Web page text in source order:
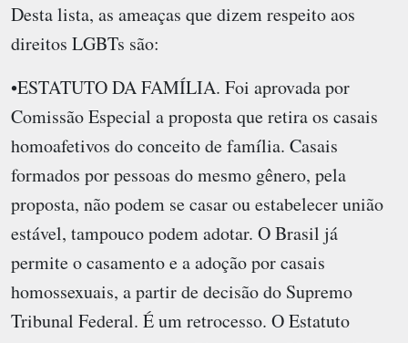
Desta lista, as ameaças que dizem respeito aos
direitos LGBTs são:
•ESTATUTO DA FAMÍLIA. Foi aprovada por
Comissão Especial a proposta que retira os casais
homoafetivos do conceito de família. Casais
formados por pessoas do mesmo gênero, pela
proposta, não podem se casar ou estabelecer união
estável, tampouco podem adotar. O Brasil já
permite o casamento e a adoção por casais
homossexuais, a partir de decisão do Supremo
Tribunal Federal. É um retrocesso. O Estatuto